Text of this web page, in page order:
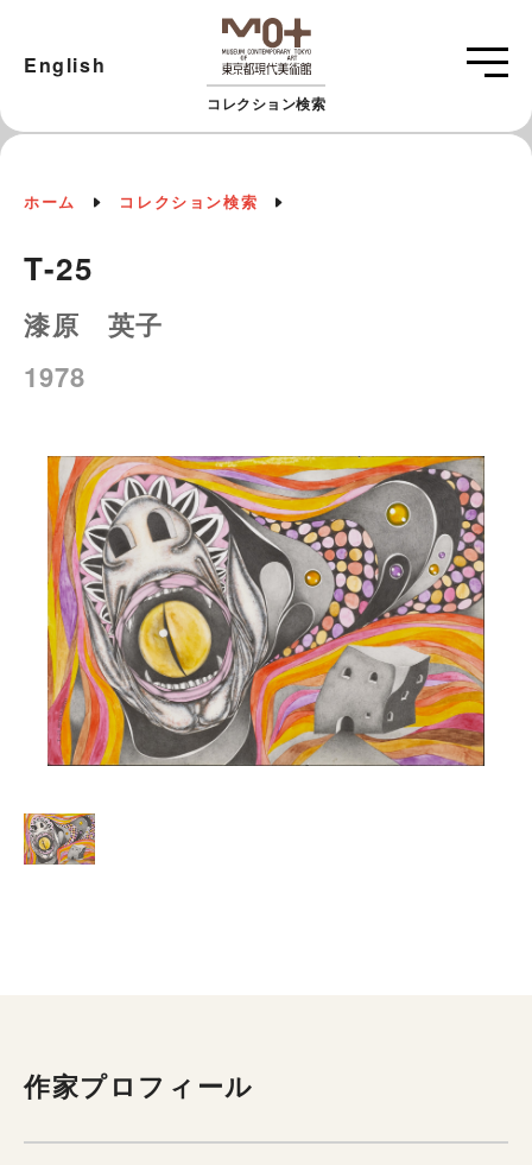
コレクション検索
English
ホーム コレクション検索
T-25
漆原 英子
1978
作家プロフィール